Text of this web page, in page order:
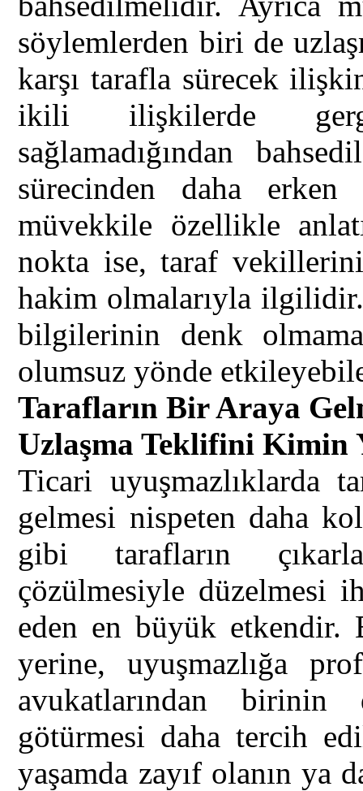
söylemlerden biri de
karşı tarafla sürecek
ikili ilişkilerde
sağlamadığından
sürecinden daha erken
müvekkile özellikle
nokta ise, taraf
hakim olmalarıyla
bilgilerinin denk
olumsuz yönde
Tarafların Bir Araya
Uzlaşma Teklifini Kimin
Ticari uyuşmazlıklarda
gelmesi nispeten daha
gibi tarafların
çözülmesiyle düzelmesi
eden en büyük etkendir.
yerine, uyuşmazlığa
avukatlarından
götürmesi daha tercih
yaşamda zayıf olanın ya